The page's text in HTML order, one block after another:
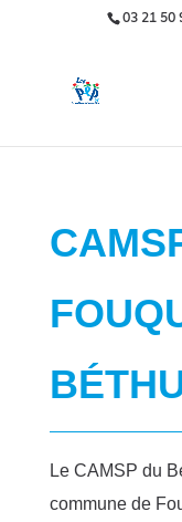
03 21 50
Le CAMSP du
commune de